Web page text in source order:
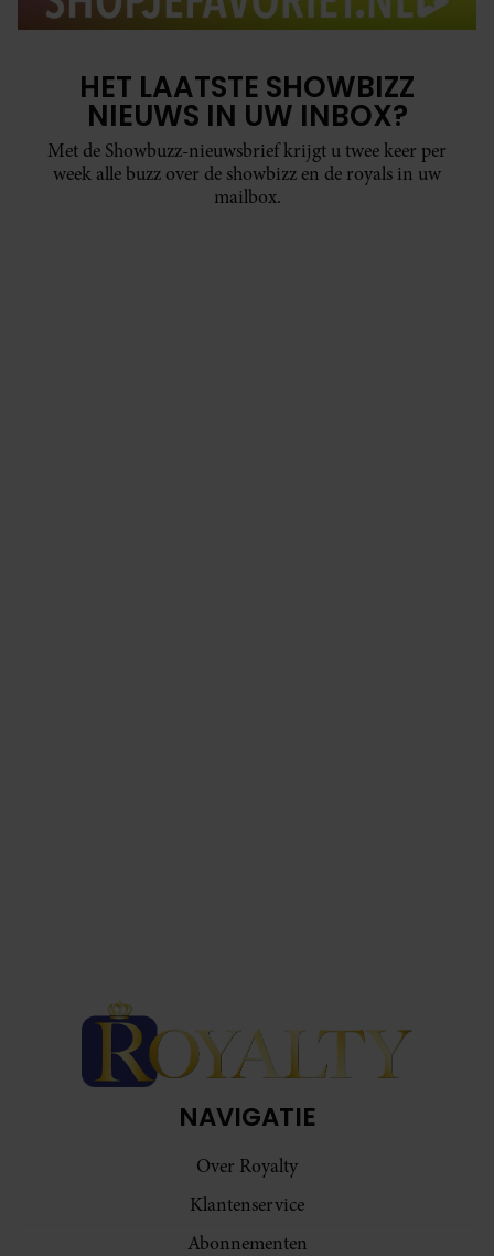
HET LAATSTE SHOWBIZZ
NIEUWS IN UW INBOX?
Met de Showbuzz-nieuwsbrief krijgt u twee keer per
week alle buzz over de showbizz en de royals in uw
mailbox.
NAVIGATIE
Over Royalty
Klantenservice
Abonnementen